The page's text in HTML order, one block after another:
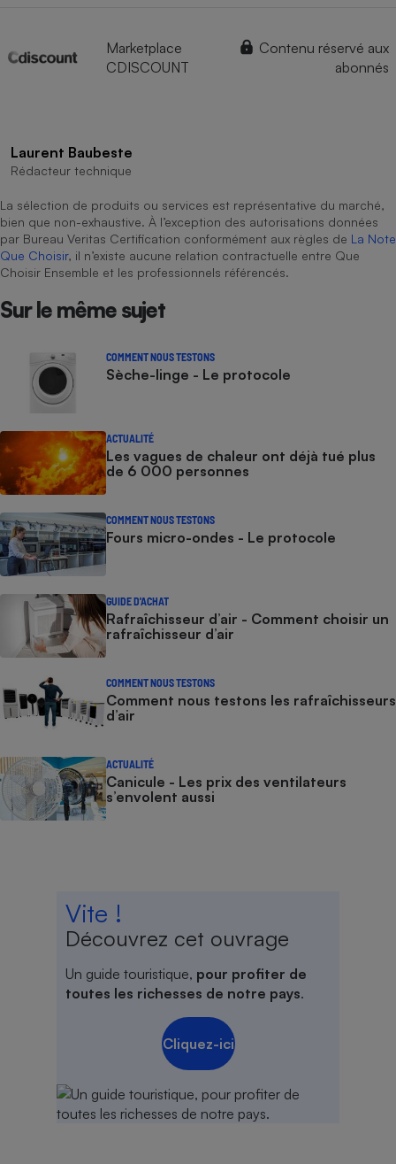
Marketplace
CDISCOUNT
Contenu réservé aux
abonnés
Laurent Baubeste
Rédacteur technique
La sélection de produits ou services est représentative du marché,
bien que non-exhaustive. À l’exception des autorisations données
par Bureau Veritas Certification conformément aux règles de La Note
Que Choisir, il n’existe aucune relation contractuelle entre Que
Choisir Ensemble et les professionnels référencés.
Sur le même sujet
COMMENT NOUS TESTONS
Sèche-linge - Le protocole
ACTUALITÉ
Les vagues de chaleur ont déjà tué plus
de 6 000 personnes
COMMENT NOUS TESTONS
Fours micro-ondes - Le protocole
GUIDE D'ACHAT
Rafraîchisseur d’air - Comment choisir un
rafraîchisseur d’air
COMMENT NOUS TESTONS
Comment nous testons les rafraîchisseurs
d’air
ACTUALITÉ
Canicule - Les prix des ventilateurs
s’envolent aussi
Vite !
Découvrez cet ouvrage
Un guide touristique, pour profiter de
toutes les richesses de notre pays.
Cliquez-ici